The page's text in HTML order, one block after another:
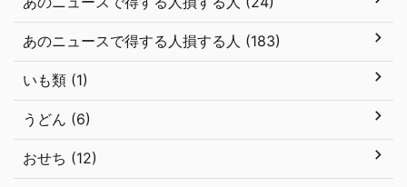
あのニュースで得する人損する人 (183)
いも類 (1)
うどん (6)
おせち (12)